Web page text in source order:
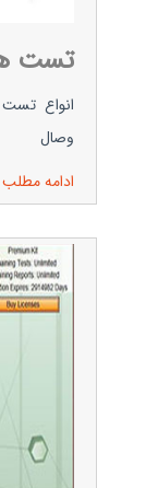
تست
انواع
وصال
ادامه مطلب